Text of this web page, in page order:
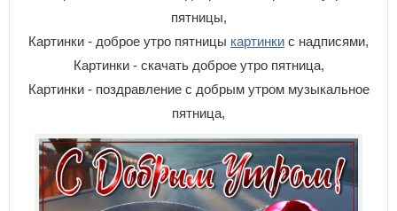
пятницы,
Картинки - доброе утро пятницы картинки с надписями,
Картинки - скачать доброе утро пятница,
Картинки - поздравление с добрым утром музыкальное
пятница,